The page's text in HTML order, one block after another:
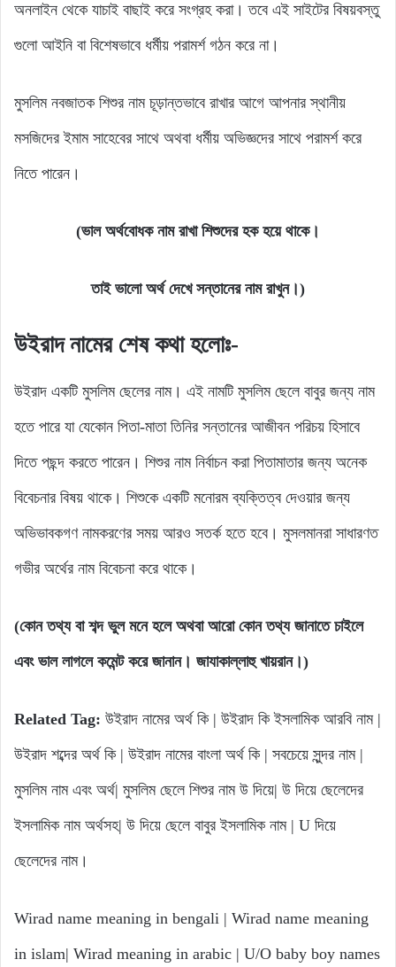
অনলাইন থেকে যাচাই বাছাই করে সংগ্রহ করা। তবে এই সাইটের বিষয়বস্তু
গুলো আইনি বা বিশেষভাবে ধর্মীয় পরামর্শ গঠন করে না।
মুসলিম নবজাতক শিশুর নাম চূড়ান্তভাবে রাখার আগে আপনার স্থানীয়
মসজিদের ইমাম সাহেবের সাথে অথবা ধর্মীয় অভিজ্ঞদের সাথে পরামর্শ করে
নিতে পারেন।
(ভাল অর্থবোধক নাম রাখা শিশুদের হক হয়ে থাকে।
তাই ভালো অর্থ দেখে সন্তানের নাম রাখুন।)
উইরাদ নামের শেষ কথা হলোঃ-
উইরাদ একটি মুসলিম ছেলের নাম। এই নামটি মুসলিম ছেলে বাবুর জন্য নাম
হতে পারে যা যেকোন পিতা-মাতা তিনির সন্তানের আজীবন পরিচয় হিসাবে
দিতে পছন্দ করতে পারেন। শিশুর নাম নির্বাচন করা পিতামাতার জন্য অনেক
বিবেচনার বিষয় থাকে। শিশুকে একটি মনোরম ব্যক্তিত্ব দেওয়ার জন্য
অভিভাবকগণ নামকরণের সময় আরও সতর্ক হতে হবে। মুসলমানরা সাধারণত
গভীর অর্থের নাম বিবেচনা করে থাকে।
(কোন তথ্য বা শব্দ ভুল মনে হলে অথবা আরো কোন তথ্য জানাতে চাইলে
এবং ভাল লাগলে কমেন্ট করে জানান। জাযাকাল্লাহু খায়রান।)
Related Tag: উইরাদ নামের অর্থ কি | উইরাদ কি ইসলামিক আরবি নাম |
উইরাদ শব্দের অর্থ কি | উইরাদ নামের বাংলা অর্থ কি | সবচেয়ে সুন্দর নাম |
মুসলিম নাম এবং অর্থ| মুসলিম ছেলে শিশুর নাম উ দিয়ে| উ দিয়ে ছেলেদের
ইসলামিক নাম অর্থসহ| উ দিয়ে ছেলে বাবুর ইসলামিক নাম | U দিয়ে
ছেলেদের নাম।
Wirad name meaning in bengali | Wirad name meaning
in islam| Wirad meaning in arabic | U/O baby boy names